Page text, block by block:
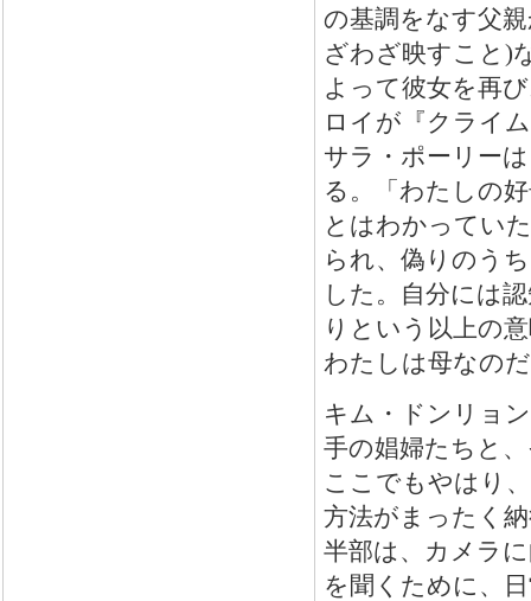
の基調をなす父
ざわざ映すこと)
よって彼女を再
ロイが『クライ
サラ・ポーリー
る。「わたしの
とはわかってい
られ、偽りのう
した。自分には
りという以上の
わたしは母なの
キム・ドンリョ
手の娼婦たちと
ここでもやはり
方法がまったく
半部は、カメラ
を聞くために、